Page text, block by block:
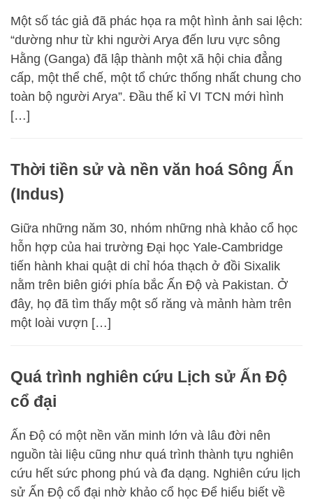
Một số tác giả đã phác họa ra một hình ảnh sai lệch:
“dường như từ khi người Arya đến lưu vực sông
Hằng (Ganga) đã lập thành một xã hội chia đẳng
cấp, một thể chế, một tổ chức thống nhất chung cho
toàn bộ người Arya”. Đầu thế kỉ VI TCN mới hình
[…]
Thời tiền sử và nền văn hoá Sông Ấn
(Indus)
Giữa những năm 30, nhóm những nhà khảo cổ học
hỗn hợp của hai trường Đại học Yale-Cambridge
tiến hành khai quật di chỉ hóa thạch ở đồi Sixalik
nằm trên biên giới phía bắc Ấn Độ và Pakistan. Ở
đây, họ đã tìm thấy một số răng và mảnh hàm trên
một loài vượn […]
Quá trình nghiên cứu Lịch sử Ấn Độ
cổ đại
Ấn Độ có một nền văn minh lớn và lâu đời nên
nguồn tài liệu cũng như quá trình thành tựu nghiên
cứu hết sức phong phú và đa dạng. Nghiên cứu lịch
sử Ấn Độ cổ đại nhờ khảo cổ học Để hiểu biết về